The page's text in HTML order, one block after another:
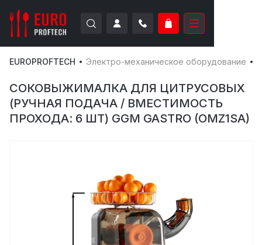
EUROPROFTECH Электро-механическое оборудование
СОКОВЫЖИМАЛКА ДЛЯ ЦИТРУСОВЫХ
(РУЧНАЯ ПОДАЧА / ВМЕСТИМОСТЬ
ПРОХОДА: 6 ШТ) GGM GASTRO (OMZ1SA)